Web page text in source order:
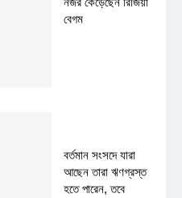
বেগম
বর্তমান সংসদে যারা
আছেন তারা ঋণগ্রস্ত
হতে পারেন, তবে